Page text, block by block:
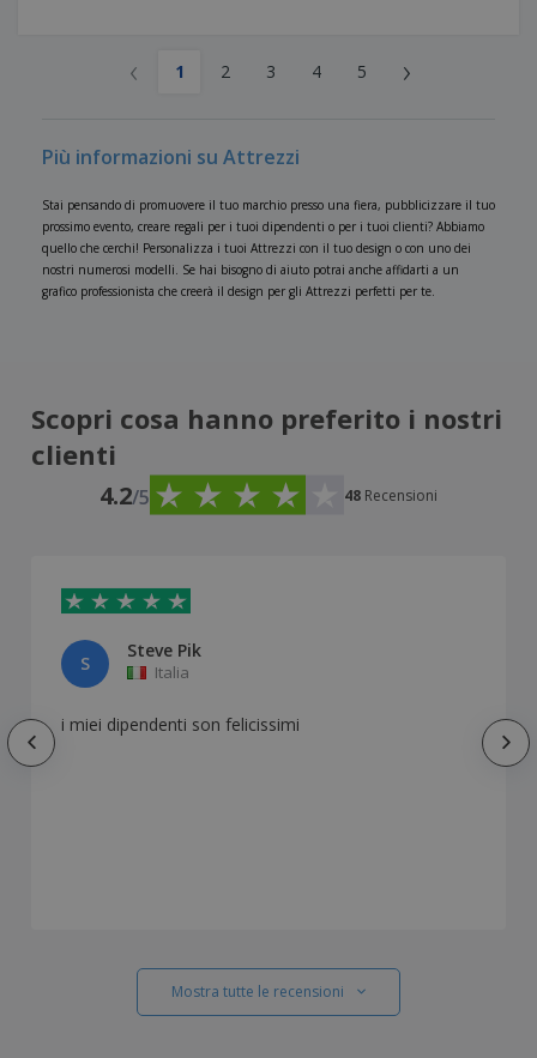
‹ 1 2 3 4 5 ›
Più informazioni su Attrezzi
Stai pensando di promuovere il tuo marchio presso una fiera, pubblicizzare il tuo
prossimo evento, creare regali per i tuoi dipendenti o per i tuoi clienti? Abbiamo
quello che cerchi! Personalizza i tuoi Attrezzi con il tuo design o con uno dei
nostri numerosi modelli. Se hai bisogno di aiuto potrai anche affidarti a un
grafico professionista che creerà il design per gli Attrezzi perfetti per te.
Scopri cosa hanno preferito i nostri
clienti
4.2/5 48 Recensioni
S
Steve Pik
Italia
i miei dipendenti son felicissimi
Mostra tutte le recensioni